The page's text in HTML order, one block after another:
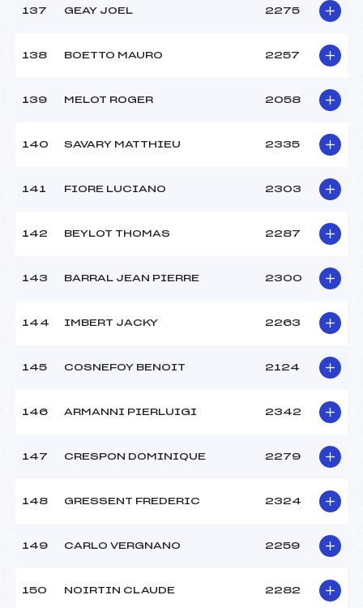
137 GEAY JOEL 2275
138 BOETTO MAURO 2257
139 MELOT ROGER 2058
140 SAVARY MATTHIEU 2335
141 FIORE LUCIANO 2303
142 BEYLOT THOMAS 2287
143 BARRAL JEAN PIERRE 2300
144 IMBERT JACKY 2263
145 COSNEFOY BENOIT 2124
146 ARMANNI PIERLUIGI 2342
147 CRESPON DOMINIQUE 2279
148 GRESSENT FREDERIC 2324
149 CARLO VERGNANO 2259
150 NOIRTIN CLAUDE 2282